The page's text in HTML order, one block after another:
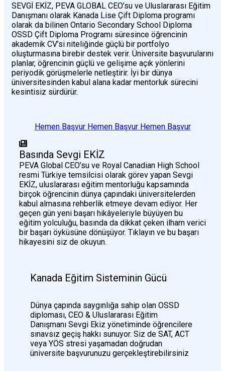
SEVGİ EKİZ, PEVA GLOBAL CEO’su ve Uluslararası Eğitim
Danışmanı olarak Kanada Lise Çift Diploma programı
olarak da bilinen Ontario Secondary School Diploma
OSSD Çift Diploma Programı süresince öğrencinin
akademik CV’si niteliğinde güçlü bir portfolyo
oluşturmasına birebir destek verir. Üniversite başvurularını
planlar, öğrencinin güçlü ve gelişime açık yönlerini
periyodik görüşmelerle netleştirir. İyi bir dünya
üniversitesinden kabul alana kadar mentorluk sürecini
kesintisiz sürdürür.
Hemen Başvur Hemen Başvur Hemen Başvur
Basında Sevgi EKİZ
PEVA Global CEO’su ve Royal Canadian High School
resmi Türkiye temsilcisi olarak görev yapan Sevgi
EKİZ, uluslararası eğitim mentorluğu kapsamında
birçok öğrencinin dünya çapındaki üniversitelerden
kabul almasına rehberlik etmeye devam ediyor. Her
geçen gün yeni başarı hikâyeleriyle büyüyen bu
eğitim yolculuğu, basında da dikkat çeken ilham verici
bir başarı öyküsüne dönüşüyor. Tıklayın ve bu başarı
hikayesini siz de okuyun.
Kanada Eğitim Sisteminin Gücü
Dünya çapında saygınlığa sahip olan OSSD
diploması, CEO & Uluslararası Eğitim
Danışmanı Sevgi Ekiz yönetiminde öğrencilere
sınavsız geçiş hakkı sunuyor. Siz de SAT, ACT
veya YÖS stresi yaşamadan doğrudan
üniversite başvurunuzu gerçekleştirebilirsiniz